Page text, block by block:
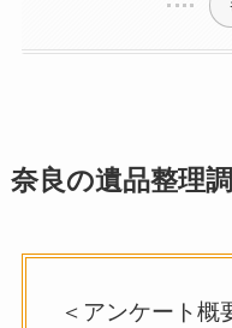
奈良の遺品整理
＜アンケート概